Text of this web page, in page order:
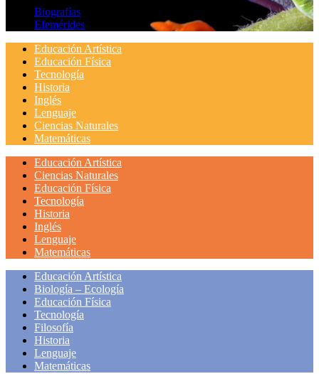
Biografías
Efemérides
Educación Artística
Educación Física
Tecnología
Historia
Inglés
Lenguaje
Ciencias Naturales
Matemáticas
Educación Artística
Ciencias Naturales
Educación Física
Tecnología
Historia
Inglés
Lenguaje
Matemáticas
Educación Artística
Biología – Ecología
Educación Física
Tecnología
Filosofía
Historia
Lenguaje
Matemáticas